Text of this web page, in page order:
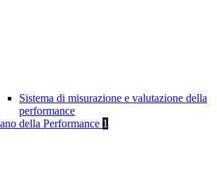
Sistema di misurazione e valutazione della
performance
della Performance 1